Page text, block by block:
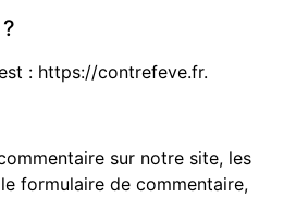
: https://contrefeve.fr.
sur notre site, les
formulaire de commentaire,